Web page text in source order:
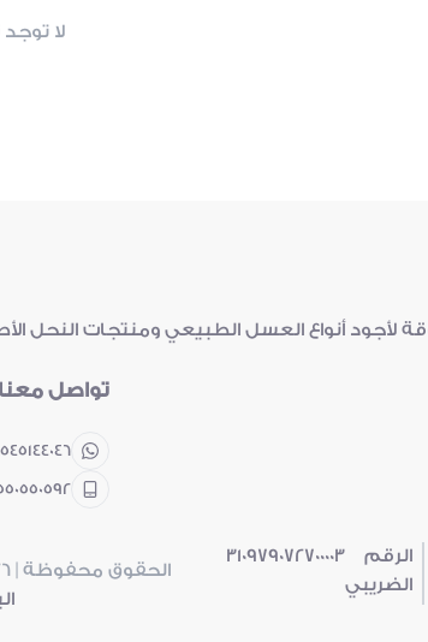
لا توجد
لأجود أنواع العسل الطبيعي ومنتجات
تواصل معنا
الرقم
الضريبي
310979072700003
الحقوق محفوظة | 2026